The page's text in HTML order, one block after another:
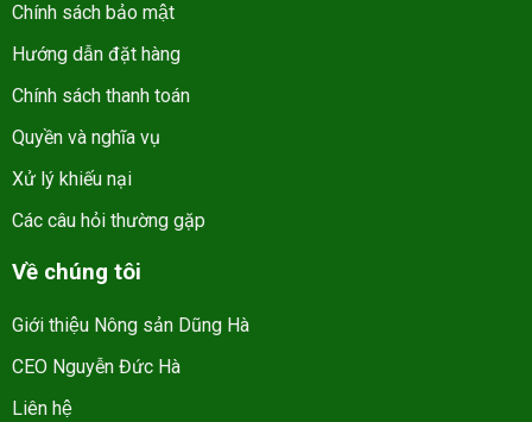
Chính sách bảo mật
Hướng dẫn đặt hàng
Chính sách thanh toán
Quyền và nghĩa vụ
Xử lý khiếu nại
Các câu hỏi thường gặp
Về chúng tôi
Giới thiệu Nông sản Dũng Hà
CEO Nguyễn Đức Hà
Liên hệ